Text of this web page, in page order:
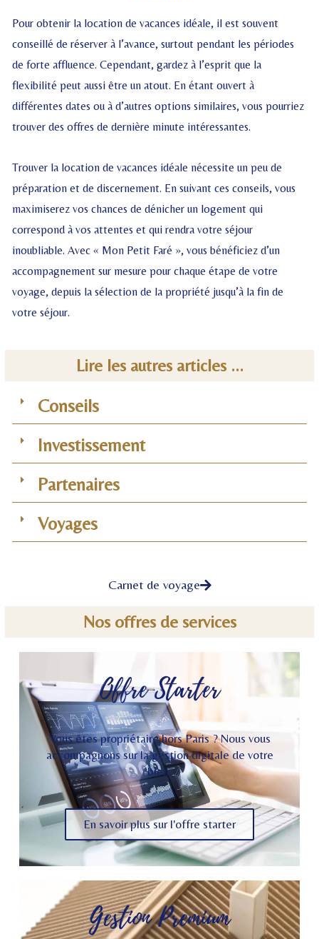
Pour obtenir la location de vacances idéale, il est souvent
conseillé de réserver à l’avance, surtout pendant les périodes
de forte affluence. Cependant, gardez à l’esprit que la
flexibilité peut aussi être un atout. En étant ouvert à
différentes dates ou à d’autres options similaires, vous pourriez
trouver des offres de dernière minute intéressantes.
Trouver la location de vacances idéale nécessite un peu de
préparation et de discernement. En suivant ces conseils, vous
maximiserez vos chances de dénicher un logement qui
correspond à vos attentes et qui rendra votre séjour
inoubliable. Avec « Mon Petit Faré », vous bénéficiez d’un
accompagnement sur mesure pour chaque étape de votre
voyage, depuis la sélection de la propriété jusqu’à la fin de
votre séjour.
Lire les autres articles ...
Conseils
Investissement
Partenaires
Voyages
Carnet de voyage
Nos offres de services
Offre Starter
Vous êtes propriétaire hors Paris ? Nous vous
accompagnons sur la gestion digitale de votre
bien.
En savoir plus sur l'offre starter
Gestion Premium